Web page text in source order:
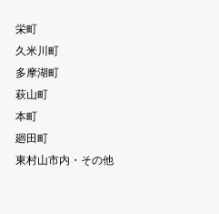
栄町
久米川町
多摩湖町
萩山町
本町
廻田町
東村山市内・その他